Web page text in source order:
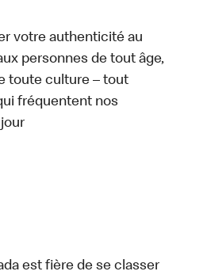
votre authenticité au
personnes de tout âge,
toute culture – tout
fréquentent nos
est fière de se classer